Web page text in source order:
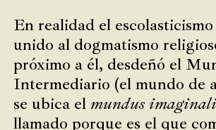
En realidad el
unido al dogmatismo
próximo a él, desdeñó el
Intermediario (el mundo de
se ubica el mundus
llamado porque es el que